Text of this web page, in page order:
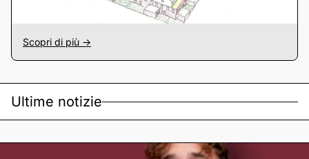
Scopri di più ->
Ultime notizie